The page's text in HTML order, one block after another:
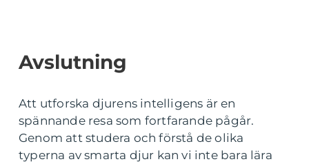
Avslutning
Att utforska djurens intelligens är en
spännande resa som fortfarande pågår.
Genom att studera och förstå de olika
typerna av smarta djur kan vi inte bara lära